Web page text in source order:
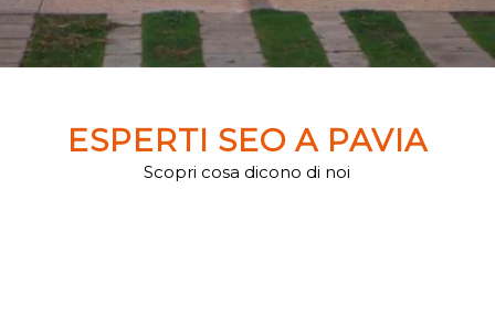
ESPERTI SEO A PAVIA
Scopri cosa dicono di noi